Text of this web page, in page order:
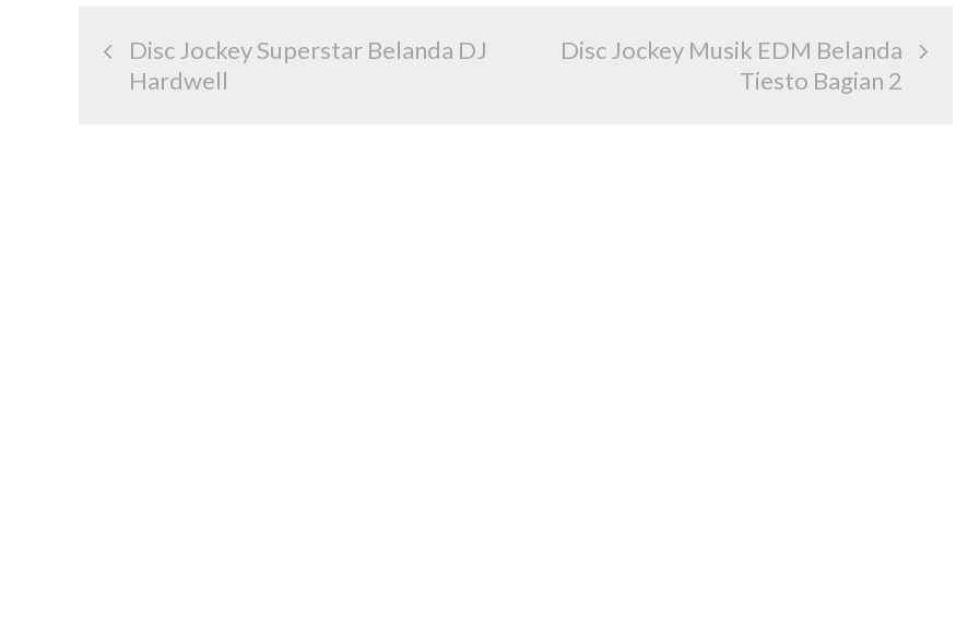
Post
navigation
Disc Jockey Superstar Belanda DJ
Hardwell
Disc Jockey Musik EDM Belanda
Tiesto Bagian 2